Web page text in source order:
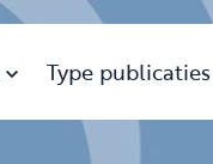
Type publicaties